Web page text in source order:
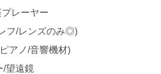
レーヤー
フ/レンズのみ◎)
アノ/音響機材)
/望遠鏡